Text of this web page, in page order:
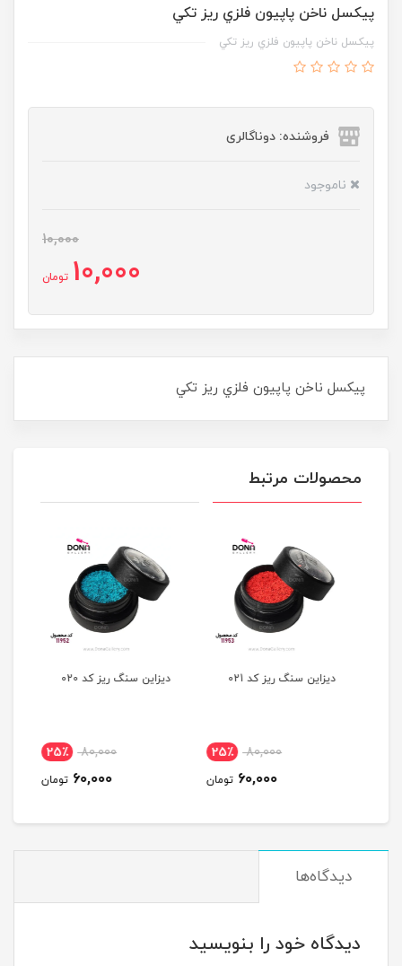
پيکسل ناخن پاپيون فلزي ريز تکي
پيکسل ناخن پاپيون فلزي ريز تکي
فروشنده: دوناگالری
ناموجود
10,000
10,000 تومان
پيکسل ناخن پاپيون فلزي ريز تکي
محصولات مرتبط
ديزاين سنگ ريز کد 021
80,000 25٪
60,000 تومان
ديزاين سنگ ريز کد 020
80,000 25٪
60,000 تومان
دیدگاه‌ها
دیدگاه خود را بنویسید